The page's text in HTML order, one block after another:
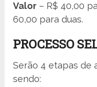
Valor – R$ 40,00
60,00 para duas.
PROCESSO
Serão 4 etapas de
sendo: